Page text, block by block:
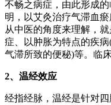
不畅之病症，由此形成
明，以艾灸治疗气滞血
从中医的角度来理解，
症、以肿胀为特点的疾
气滞所致的便秘)等。临
2、温经效应
经指经脉，温经是针对